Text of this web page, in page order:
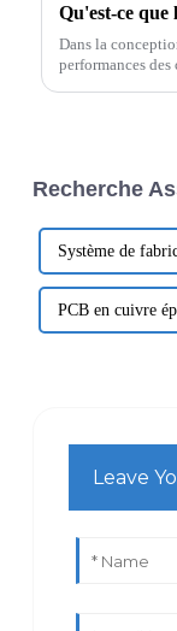
Dans la
performances
Recherche
Système de
PCB en cuivre
Leave